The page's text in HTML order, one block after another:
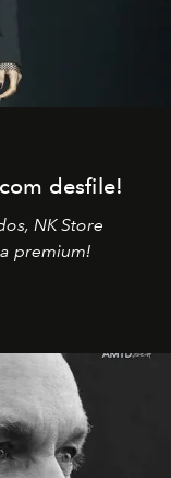
desfile!
NK Store
premium!